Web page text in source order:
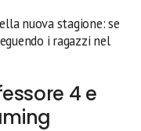
nuova stagione: se
i ragazzi nel
4 e